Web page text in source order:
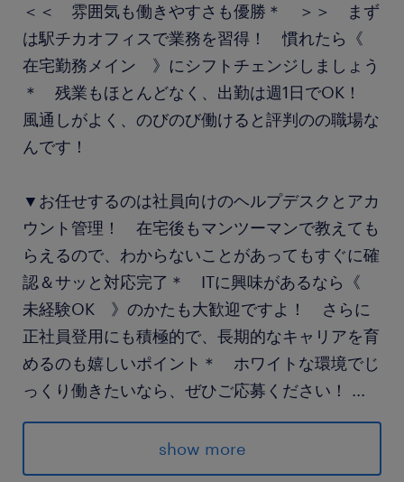
＜＜ 雰囲気も働きやすさも優勝＊ ＞＞ まず
は駅チカオフィスで業務を習得！ 慣れたら《
在宅勤務メイン 》にシフトチェンジしましょう
＊ 残業もほとんどなく、出勤は週1日でOK！
風通しがよく、のびのび働けると評判のの職場な
んです！
▼お任せするのは社員向けのヘルプデスクとアカ
ウント管理！ 在宅後もマンツーマンで教えても
らえるので、わからないことがあってもすぐに確
認＆サッと対応完了＊ ITに興味があるなら《
未経験OK 》のかたも大歓迎ですよ！ さらに
正社員登用にも積極的で、長期的なキャリアを育
めるのも嬉しいポイント＊ ホワイトな環境でじ
っくり働きたいなら、ぜひご応募ください！ ...
＜＜週4日リモート＞＞
show more